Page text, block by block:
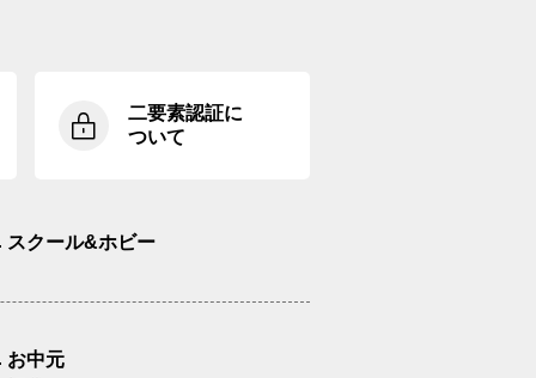
二要素認証に
ついて
スクール&ホビー
お中元